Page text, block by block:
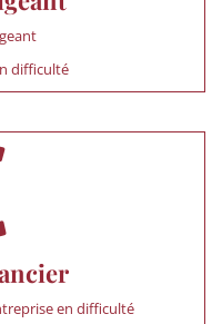
difficulté
en difficulté